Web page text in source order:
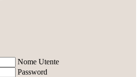
Nome Utente
Password